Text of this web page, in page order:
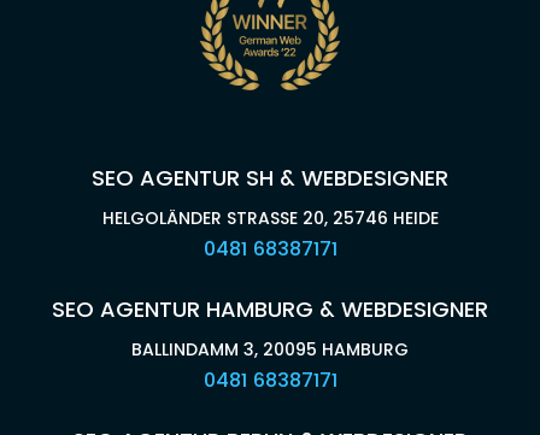
SEO AGENTUR SH & WEBDESIGNER
HELGOLÄNDER STRASSE 20, 25746 HEIDE
0481 68387171
SEO AGENTUR HAMBURG & WEBDESIGNER
BALLINDAMM 3, 20095 HAMBURG
0481 68387171